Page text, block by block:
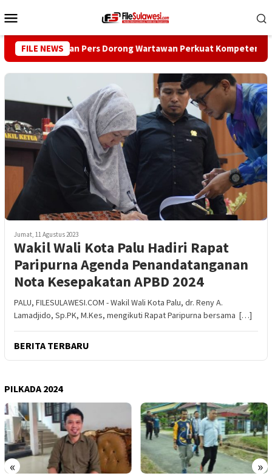
ke
Mobile
FILE NEWS
Dewan Pers Dorong Wartawan Perkuat Kompetensi
Jumat, 11 Agustus 2023
Wakil Wali Kota Palu Hadiri Rapat
Paripurna Agenda Penandatanganan
Nota Kesepakatan APBD 2024
PALU, FILESULAWESI.COM - Wakil Wali Kota Palu, dr. Reny A.
Lamadjido, Sp.PK, M.Kes, mengikuti Rapat Paripurna bersama […]
BERITA TERBARU
PILKADA 2024
« »